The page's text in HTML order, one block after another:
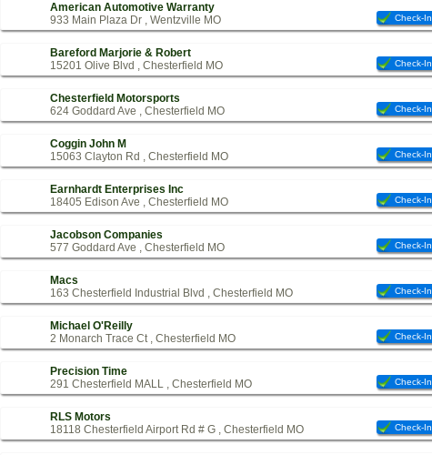
American Automotive Warranty
933 Main Plaza Dr , Wentzville MO
Check-In
Bareford Marjorie & Robert
15201 Olive Blvd , Chesterfield MO
Check-In
Chesterfield Motorsports
624 Goddard Ave , Chesterfield MO
Check-In
Coggin John M
15063 Clayton Rd , Chesterfield MO
Check-In
Earnhardt Enterprises Inc
18405 Edison Ave , Chesterfield MO
Check-In
Jacobson Companies
577 Goddard Ave , Chesterfield MO
Check-In
Macs
163 Chesterfield Industrial Blvd , Chesterfield MO
Check-In
Michael O'Reilly
2 Monarch Trace Ct , Chesterfield MO
Check-In
Precision Time
291 Chesterfield MALL , Chesterfield MO
Check-In
RLS Motors
18118 Chesterfield Airport Rd # G , Chesterfield MO
Check-In